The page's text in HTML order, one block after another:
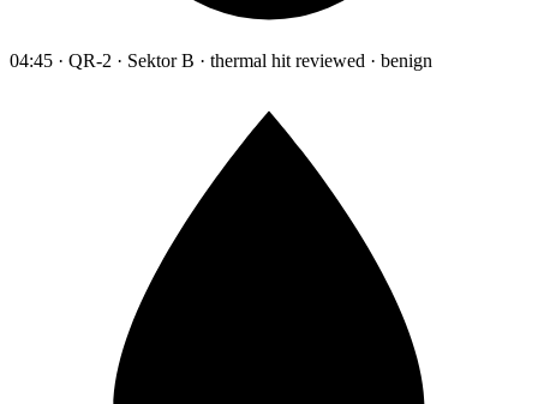
04:45 · QR-2 · Sektor B · thermal hit reviewed · benign